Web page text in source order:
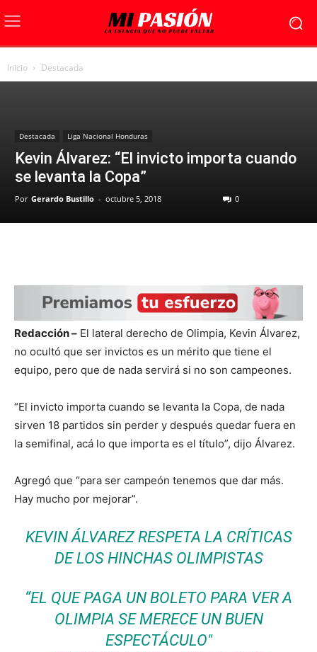
Inicio Destacada
Destacada Liga Nacional Honduras
Kevin Álvarez: “El invicto importa cuando
se levanta la Copa”
Por Gerardo Bustillo - octubre 5, 2018 0
Redacción – El lateral derecho de Olimpia, Kevin Álvarez,
no ocultó que ser invictos es un mérito que tiene el
equipo, pero que de nada servirá si no son campeones.
“El invicto importa cuando se levanta la Copa, de nada
sirven 18 partidos sin perder y después quedar fuera en
la semifinal, acá lo que importa es el título”, dijo Álvarez.
Agregó que “para ser campeón tenemos que dar más.
Hay mucho por mejorar”.
KEVIN ÁLVAREZ RESPETA LA CRÍTICAS
DE LOS HINCHAS OLIMPISTAS
“EL QUE PAGA UN BOLETO PARA VER A
OLIMPIA SE MERECE UN BUEN
ESPECTÁCULO"